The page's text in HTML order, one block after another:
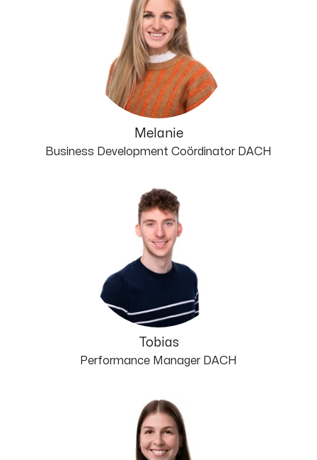
Melanie
Business Development Coördinator DACH
Tobias
Performance Manager DACH